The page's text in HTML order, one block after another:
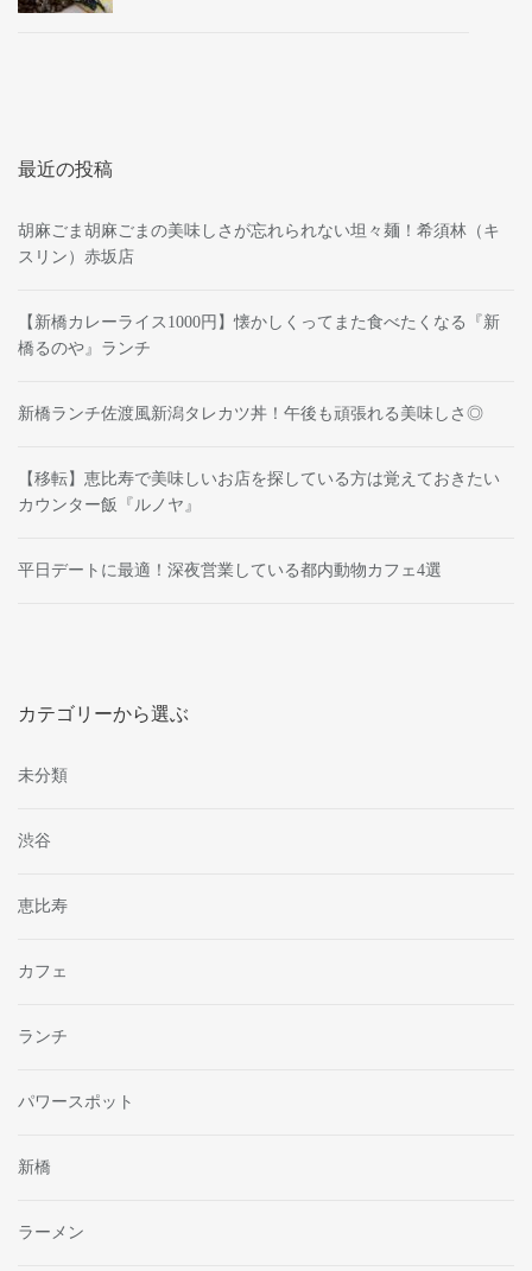
最近の投稿
胡麻ごま胡麻ごまの美味しさが忘れられない坦々麺！希須林（キ
スリン）赤坂店
【新橋カレーライス1000円】懐かしくってまた食べたくなる『新
橋るのや』ランチ
新橋ランチ佐渡風新潟タレカツ丼！午後も頑張れる美味しさ◎
【移転】恵比寿で美味しいお店を探している方は覚えておきたい
カウンター飯『ルノヤ』
平日デートに最適！深夜営業している都内動物カフェ4選
カテゴリーから選ぶ
未分類
渋谷
恵比寿
カフェ
ランチ
パワースポット
新橋
ラーメン